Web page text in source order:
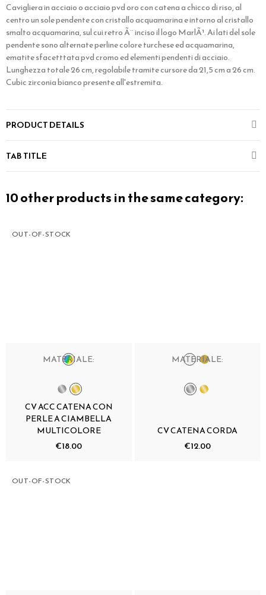
Cavigliera in acciaio o acciaio pvd oro con catena a chicco di riso, al
centro un sole pendente con cristallo acquamarina e intorno al cristallo
smalto acquamarina, sul cui retro Ã¨ inciso il logo MarlÃ¹. Ai lati del sole
pendente sono alternate perline colore turchese ed acquamarina,
ematite sfacetttata pvd cromo ed elementi pendenti di acciaio.
Lunghezza totale 26 cm, regolabile tramite cursore da 21,5 cm a 26 cm.
Cubic zirconia bianco presente all'estremita.
PRODUCT DETAILS
TAB TITLE
10 other products in the same category:
OUT-OF-STOCK
MATERIALE:
CV ACC CATENA CON
PERLE A CIAMBELLA
MULTICOLORE
€18.00
MATERIALE:
CV CATENA CORDA
€12.00
OUT-OF-STOCK